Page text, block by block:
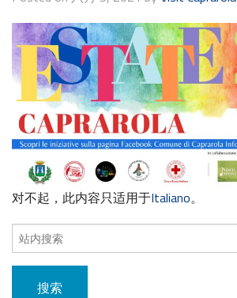
对不起，此内容只适用于Italiano。
搜
索
内